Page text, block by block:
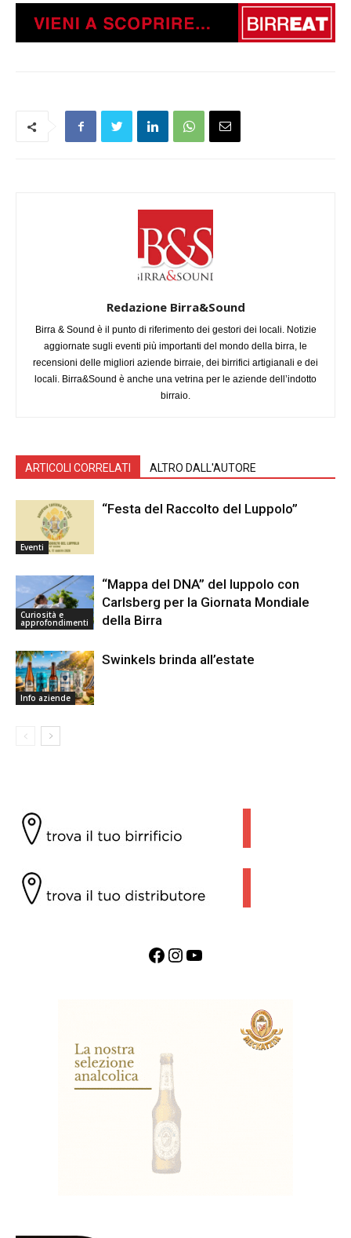
Redazione Birra&Sound
Birra & Sound è il punto di riferimento dei gestori dei locali. Notizie
aggiornate sugli eventi più importanti del mondo della birra, le
recensioni delle migliori aziende birraie, dei birrifici artigianali e dei
locali. Birra&Sound è anche una vetrina per le aziende dell’indotto
birraio.
ARTICOLI CORRELATI ALTRO DALL'AUTORE
Eventi
“Festa del Raccolto del Luppolo”
Curiosità e
approfondimenti
“Mappa del DNA” del luppolo con
Carlsberg per la Giornata Mondiale
della Birra
Info aziende
Swinkels brinda all’estate
Facebook InstagramYouTube